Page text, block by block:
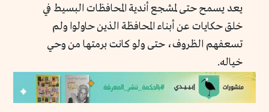
يعد يسمح حتى لمشجع أندية المحافظات البسيط في
خلق حكايات عن أبناء المحافظة الذين حاولوا ولم
تسعفهم الظروف، حتى ولو كانت برمتها من وحي
خياله.